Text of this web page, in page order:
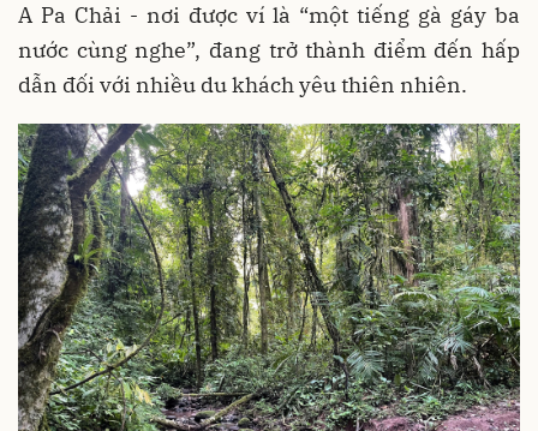
A Pa Chải - nơi được ví là “một tiếng gà gáy ba
nước cùng nghe”, đang trở thành điểm đến hấp
dẫn đối với nhiều du khách yêu thiên nhiên.